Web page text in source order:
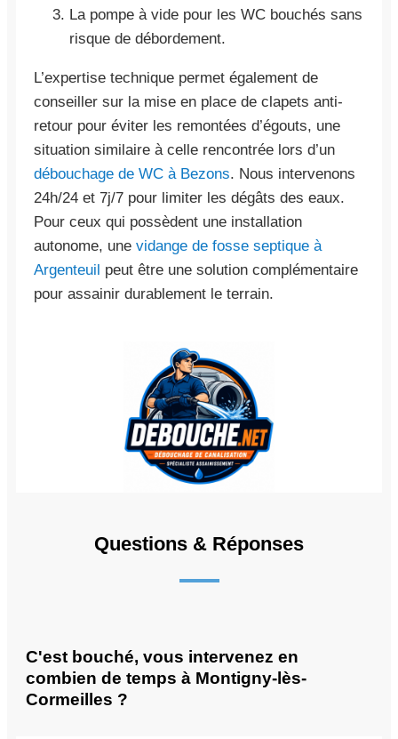
La pompe à vide pour les WC bouchés sans
risque de débordement.
L’expertise technique permet également de
conseiller sur la mise en place de clapets anti-
retour pour éviter les remontées d’égouts, une
situation similaire à celle rencontrée lors d’un
débouchage de WC à Bezons. Nous intervenons
24h/24 et 7j/7 pour limiter les dégâts des eaux.
Pour ceux qui possèdent une installation
autonome, une vidange de fosse septique à
Argenteuil peut être une solution complémentaire
pour assainir durablement le terrain.
Questions & Réponses
C'est bouché, vous intervenez en
combien de temps à Montigny-lès-
Cormeilles ?